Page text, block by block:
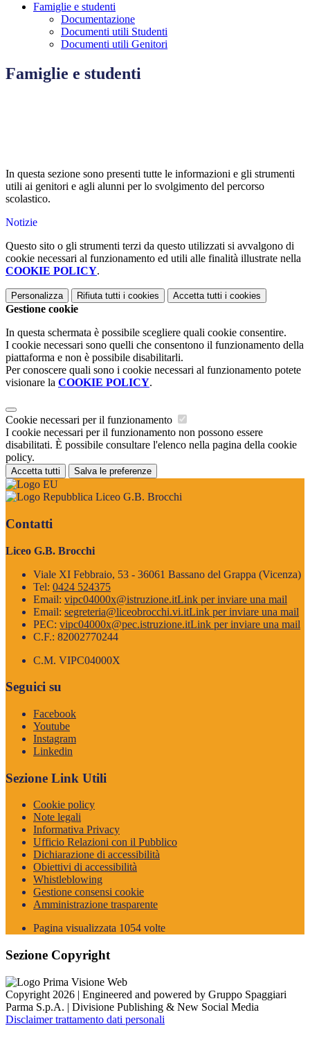
Famiglie e studenti
Documentazione
Documenti utili Studenti
Documenti utili Genitori
Famiglie e studenti
In questa sezione sono presenti tutte le informazioni e gli strumenti
utili ai genitori e agli alunni per lo svolgimento del percorso
scolastico.
Notizie
Questo sito o gli strumenti terzi da questo utilizzati si avvalgono di
cookie necessari al funzionamento ed utili alle finalità illustrate nella
COOKIE POLICY.
Personalizza Rifiuta tutti i cookies Accetta tutti i cookies
Gestione cookie
In questa schermata è possibile scegliere quali cookie consentire.
I cookie necessari sono quelli che consentono il funzionamento della
piattaforma e non è possibile disabilitarli.
Per conoscere quali sono i cookie necessari al funzionamento potete
visionare la COOKIE POLICY.
Cookie necessari per il funzionamento
I cookie necessari per il funzionamento non possono essere
disabilitati. È possibile consultare l'elenco nella pagina della cookie
policy.
Accetta tutti Salva le preferenze
Liceo G.B. Brocchi
Contatti
Liceo G.B. Brocchi
Viale XI Febbraio, 53 - 36061 Bassano del Grappa (Vicenza)
Tel: 0424 524375
Email: vipc04000x@istruzione.itLink per inviare una mail
Email: segreteria@liceobrocchi.vi.itLink per inviare una mail
PEC: vipc04000x@pec.istruzione.itLink per inviare una mail
C.F.: 82002770244
C.M. VIPC04000X
Seguici su
Facebook
Youtube
Instagram
Linkedin
Sezione Link Utili
Cookie policy
Note legali
Informativa Privacy
Ufficio Relazioni con il Pubblico
Dichiarazione di accessibilità
Obiettivi di accessibilità
Whistleblowing
Gestione consensi cookie
Amministrazione trasparente
Pagina visualizzata 1054 volte
Sezione Copyright
Copyright 2026 | Engineered and powered by Gruppo Spaggiari
Parma S.p.A. | Divisione Publishing & New Social Media
Disclaimer trattamento dati personali